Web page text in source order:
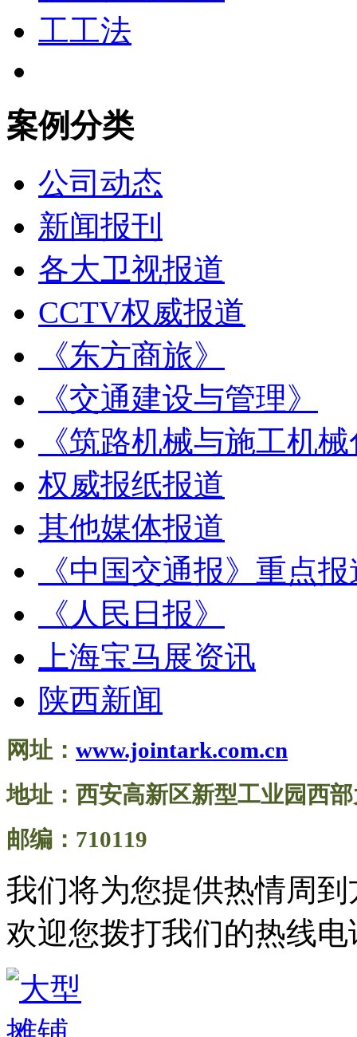
案例分类
公司动态
新闻报刊
各大卫视报道
CCTV权威报道
《东方商旅》
《交通建设与管理》
《筑路机械与施工机
权威报纸报道
其他媒体报道
《中国交通报》重点
《人民日报》
上海宝马展资讯
陕西新闻
网址： www.jointark.com.cn
地址：西安高新区新型工业园西
邮编：710119
我们将为您提供热情周
欢迎您拨打我们的热线电